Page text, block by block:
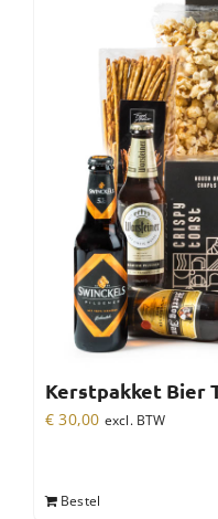
Kerstpakket Bier
€ 30,00 excl. BTW
Bestel